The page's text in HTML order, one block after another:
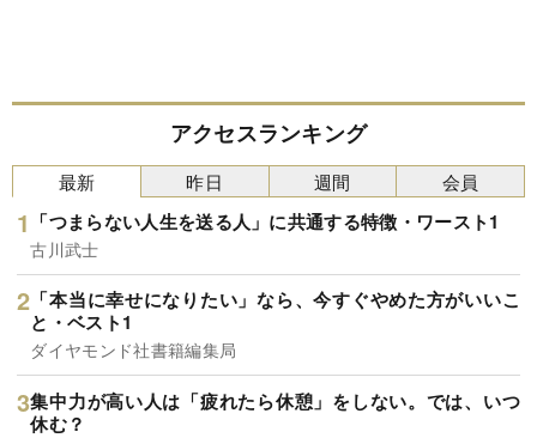
アクセスランキング
最新
「つまらない人生を送る人」に共通する特徴・ワースト1
古川武士
「本当に幸せになりたい」なら、今すぐやめた方がいいこ
と・ベスト1
ダイヤモンド社書籍編集局
集中力が高い人は「疲れたら休憩」をしない。では、いつ
休む？
昨日 週間 会員